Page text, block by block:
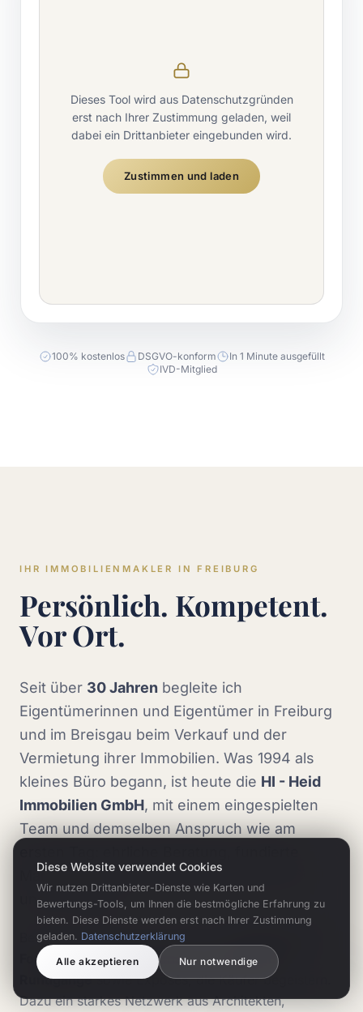
Dieses Tool wird aus Datenschutzgründen
erst nach Ihrer Zustimmung geladen, weil
dabei ein Drittanbieter eingebunden wird.
Zustimmen und laden
100% kostenlos DSGVO-konform
In 1 Minute ausgefüllt
IVD-Mitglied
IHR IMMOBILIENMAKLER IN FREIBURG
Persönlich. Kompetent.
Vor Ort.
Seit über 30 Jahren begleite ich
Eigentümerinnen und Eigentümer in Freiburg
und im Breisgau beim Verkauf und der
Vermietung ihrer Immobilien. Was 1994 als
kleines Büro begann, ist heute die HI - Heid
Immobilien GmbH, mit einem eingespielten
Team und demselben Anspruch wie am
Marktkenntnis und echte Leidenschaft für
unsere Region.
Bei jeder Immobilie setzen wir auf
Fotografie, Drohnenaufnahmen und 360°-
Rundgängesowie Exposés, die Käufer begeistern.
Dazu ein starkes Netzwerk aus Architekten,
Diese Website verwendet Cookies
Wir nutzen Drittanbieter-Dienste wie Karten und
Bewertungs-Tools, um Ihnen die bestmögliche Erfahrung zu
bieten. Diese Dienste werden erst nach Ihrer Zustimmung
geladen. Datenschutzerklärung
Alle akzeptieren Nur notwendige